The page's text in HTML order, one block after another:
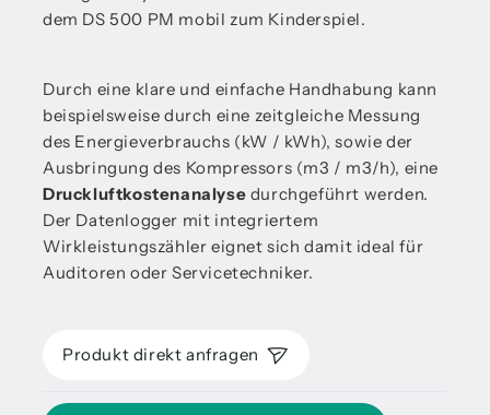
dem DS 500 PM mobil zum Kinderspiel.
Durch eine klare und einfache Handhabung kann
beispielsweise durch eine zeitgleiche Messung
des Energieverbrauchs (kW / kWh), sowie der
Ausbringung des Kompressors (m3 / m3/h), eine
Druckluftkostenanalyse durchgeführt werden.
Der Datenlogger mit integriertem
Wirkleistungszähler eignet sich damit ideal für
Auditoren oder Servicetechniker.
Produkt direkt anfragen